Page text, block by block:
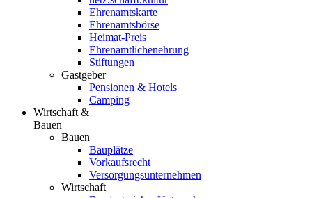
Ehrenamtskarte
Ehrenamtsbörse
Heimat-Preis
Ehrenamtlichenehrung
Stiftungen
Gastgeber
Pensionen & Hotels
Camping
Wirtschaft &
Bauen
Bauen
Bauplätze
Vorkaufsrecht
Versorgungsunternehmen
Wirtschaft